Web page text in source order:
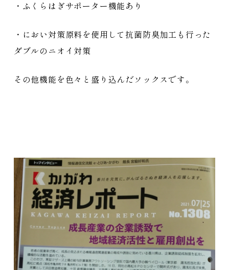
・ふくらはぎサポーター機能あり
・におい対策原料を使用して抗菌防臭加工も行った
ダブルのニオイ対策
その他機能を色々と盛り込んだソックスです。